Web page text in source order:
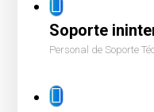
Soporte
Personal de Soporte